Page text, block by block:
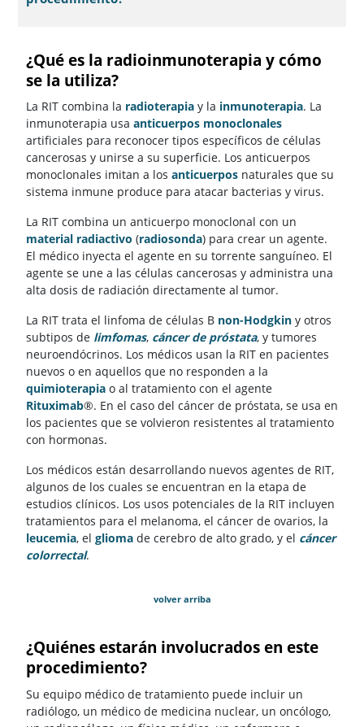
¿Qué es la radioinmunoterapia y cómo
se la utiliza?
La RIT combina la radioterapia y la inmunoterapia. La
inmunoterapia usa anticuerpos monoclonales
artificiales para reconocer tipos específicos de células
cancerosas y unirse a su superficie. Los anticuerpos
monoclonales imitan a los anticuerpos naturales que su
sistema inmune produce para atacar bacterias y virus.
La RIT combina un anticuerpo monoclonal con un
material radiactivo (radiosonda) para crear un agente.
El médico inyecta el agente en su torrente sanguíneo. El
agente se une a las células cancerosas y administra una
alta dosis de radiación directamente al tumor.
La RIT trata el linfoma de células B non-Hodgkin y otros
subtipos de limfomas, cáncer de próstata, y tumores
neuroendócrinos. Los médicos usan la RIT en pacientes
nuevos o en aquellos que no responden a la
quimioterapia o al tratamiento con el agente
Rituximab®. En el caso del cáncer de próstata, se usa en
los pacientes que se volvieron resistentes al tratamiento
con hormonas.
Los médicos están desarrollando nuevos agentes de RIT,
algunos de los cuales se encuentran en la etapa de
estudios clínicos. Los usos potenciales de la RIT incluyen
tratamientos para el melanoma, el cáncer de ovarios, la
leucemia, el glioma de cerebro de alto grado, y el cáncer
colorrectal.
volver arriba
¿Quiénes estarán involucrados en este
procedimiento?
Su equipo médico de tratamiento puede incluir un
radiólogo, un médico de medicina nuclear, un oncólogo,